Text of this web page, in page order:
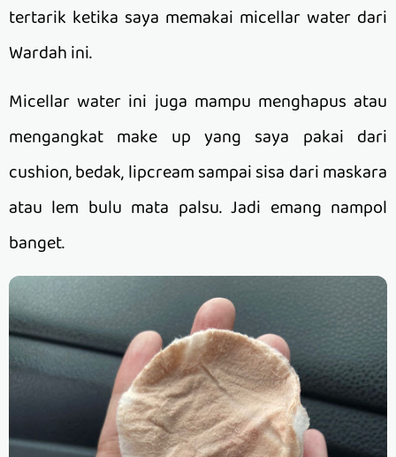
tertarik ketika saya memakai micellar water dari
Wardah ini.
Micellar water ini juga mampu menghapus atau
mengangkat make up yang saya pakai dari
cushion, bedak, lipcream sampai sisa dari maskara
atau lem bulu mata palsu. Jadi emang nampol
banget.